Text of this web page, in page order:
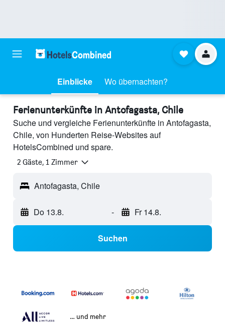
Einblicke Wo übernachten?
Ferienunterkünfte in Antofagasta, Chile
Suche und vergleiche Ferienunterkünfte in Antofagasta,
Chile, von Hunderten Reise-Websites auf
HotelsCombined und spare.
2 Gäste, 1 Zimmer
Antofagasta, Chile
Do 13.8. - Fr 14.8.
Suchen
… und mehr